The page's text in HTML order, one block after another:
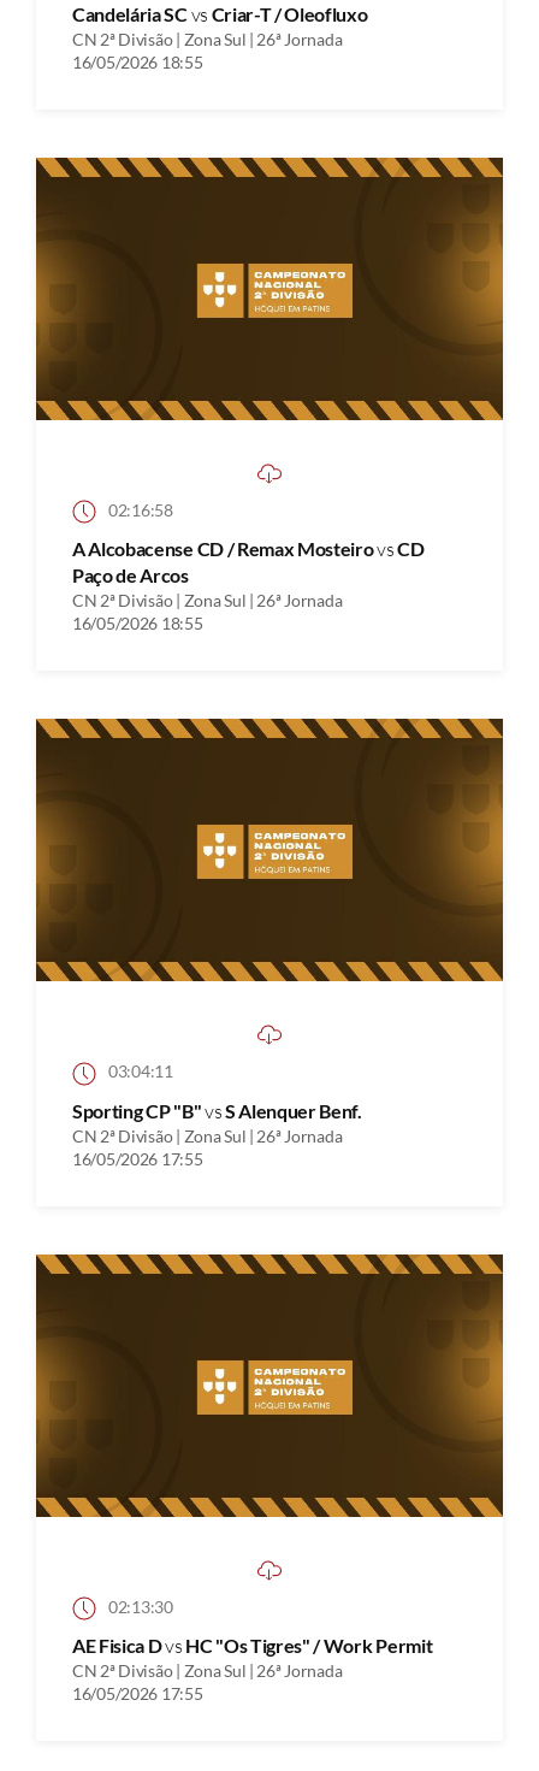
Candelária SCvs Criar-T / Oleofluxo
CN 2ª Divisão | Zona Sul | 26ª Jornada
16/05/2026 18:55
02:16:58
A Alcobacense CD / Remax MosteirovsCD
Paço de Arcos
CN 2ª Divisão | Zona Sul | 26ª Jornada
16/05/2026 18:55
03:04:11
Sporting CP "B"vsS Alenquer Benf.
CN 2ª Divisão | Zona Sul | 26ª Jornada
16/05/2026 17:55
02:13:30
AE Fisica Dvs HC "Os Tigres" / Work Permit
CN 2ª Divisão | Zona Sul | 26ª Jornada
16/05/2026 17:55